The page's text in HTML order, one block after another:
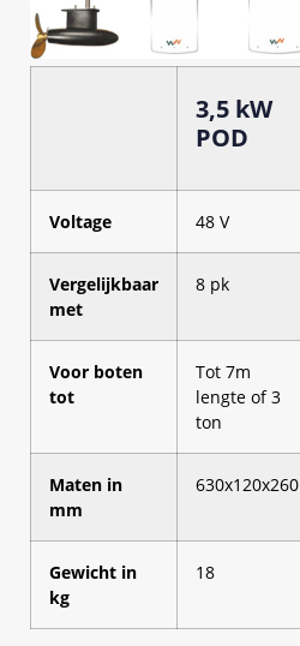
3,5 kW
POD
Voltage 48 V
Vergelijkbaar
met
8 pk
Voor boten
tot
Tot 7m
lengte of 3
ton
Maten in
mm
630x120x260
Gewicht in
kg
18